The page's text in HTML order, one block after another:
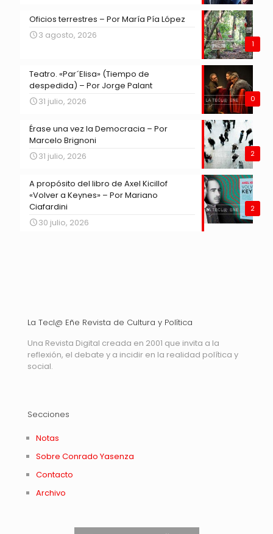
1
Oficios terrestres – Por María Pía López
3 agosto, 2026
0
Teatro. «Par´Elisa» (Tiempo de
despedida) – Por Jorge Palant
31 julio, 2026
2
Érase una vez la Democracia – Por
Marcelo Brignoni
31 julio, 2026
2
A propósito del libro de Axel Kicillof
«Volver a Keynes» – Por Mariano
Ciafardini
30 julio, 2026
La Tecl@ Eñe Revista de Cultura y Política
Una Revista Digital creada en 2001 que invita a la
reflexión, el debate y a incidir en la realidad política y
social.
Secciones
Notas
Sobre Conrado Yasenza
Contacto
Archivo